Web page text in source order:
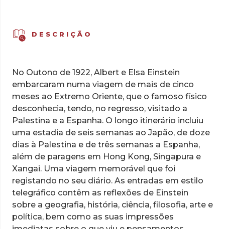
Einstein
DESCRIÇÃO
No Outono de 1922, Albert e Elsa Einstein
embarcaram numa viagem de mais de cinco
meses ao Extremo Oriente, que o famoso físico
desconhecia, tendo, no regresso, visitado a
Palestina e a Espanha. O longo itinerário incluiu
uma estadia de seis semanas ao Japão, de doze
dias à Palestina e de três semanas a Espanha,
além de paragens em Hong Kong, Singapura e
Xangai. Uma viagem memorável que foi
registando no seu diário. As entradas em estilo
telegráfico contêm as reflexões de Einstein
sobre a geografia, história, ciência, filosofia, arte e
política, bem como as suas impressões